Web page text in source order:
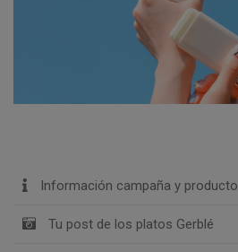
Información campaña y producto
Tu post de los platos Gerblé